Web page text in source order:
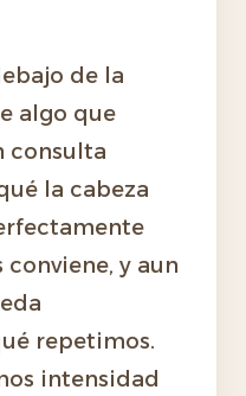
de la
algo que
consulta
la cabeza
y aun
repetimos.
intensidad